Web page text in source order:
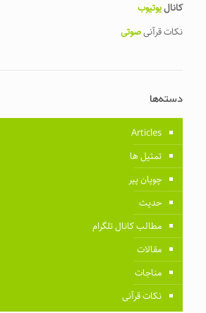
کانالیوتیوب
نکات قرآنیصوتی
دسته‌ها
Articles
تمثیل ها
چوپان پیر
حدیث
مطالب کانال تلگرام
مقالات
مناجات
نکات قرآنی